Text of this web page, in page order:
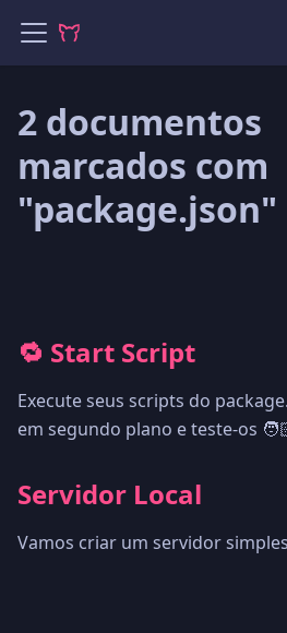
2 documentos
marcados com
"package.json"
🔁 Start Script
Execute seus scripts do
em segundo plano e teste-os
Servidor Local
Vamos criar um servidor